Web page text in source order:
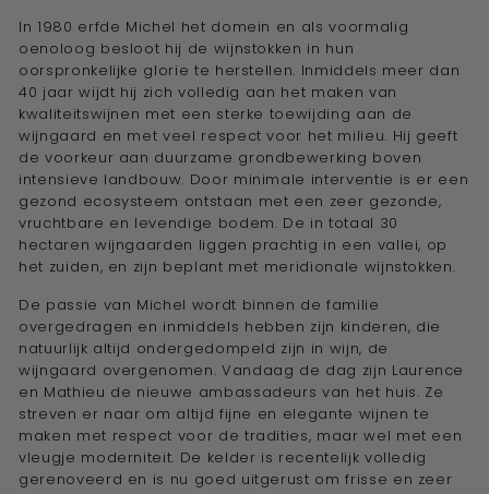
In 1980 erfde Michel het domein en als voormalig
oenoloog besloot hij de wijnstokken in hun
oorspronkelijke glorie te herstellen. Inmiddels meer dan
40 jaar wijdt hij zich volledig aan het maken van
kwaliteitswijnen met een sterke toewijding aan de
wijngaard en met veel respect voor het milieu. Hij geeft
de voorkeur aan duurzame grondbewerking boven
intensieve landbouw. Door minimale interventie is er een
gezond ecosysteem ontstaan met een zeer gezonde,
vruchtbare en levendige bodem. De in totaal 30
hectaren wijngaarden liggen prachtig in een vallei, op
het zuiden, en zijn beplant met meridionale wijnstokken.
De passie van Michel wordt binnen de familie
overgedragen en inmiddels hebben zijn kinderen, die
natuurlijk altijd ondergedompeld zijn in wijn, de
wijngaard overgenomen. Vandaag de dag zijn Laurence
en Mathieu de nieuwe ambassadeurs van het huis. Ze
streven er naar om altijd fijne en elegante wijnen te
maken met respect voor de tradities, maar wel met een
vleugje moderniteit. De kelder is recentelijk volledig
gerenoveerd en is nu goed uitgerust om frisse en zeer